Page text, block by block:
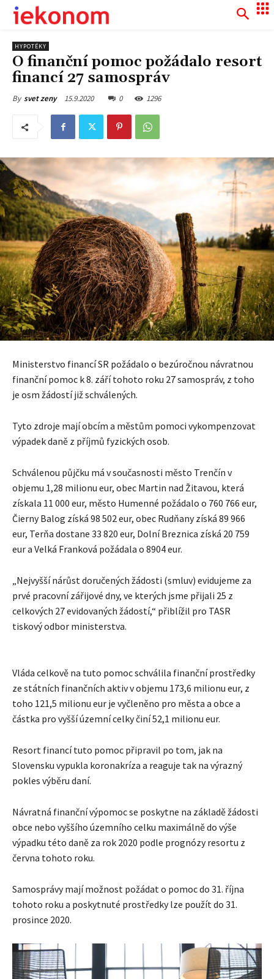
HYPOTÉKY
O finanční pomoc požádalo resort
financí 27 samospráv
By svet zeny 15.9.2020 0 1296
Ministerstvo financí SR požádalo o bezúročnou návratnou
finanční pomoc k 8. září tohoto roku 27 samospráv, z toho
je osm žádostí již schválených.
Tyto zdroje mají obcím a městům pomoci vykompenzovat
výpadek daně z příjmů fyzických osob.
Schválenou půjčku má v současnosti město Trenčín v
objemu 1,28 milionu eur, obec Martin nad Žitavou, která
získala 11 000 eur, město Humenné požádalo o 760 766 eur,
Čierny Balog získá 98 502 eur, obec Rudňany získá 89 966
eur, Terňa dostane 33 820 eur, Dolní Breznica získá 20 759
eur a Velká Franková požádala o 8904 eur.
„Nejvyšší nárůst doručených žádosti (smluv) evidujeme za
prvé pracovní zářijové dny, ve kterých jsme přijali 25 z
celkových 27 evidovaných žádostí,“ přiblížil pro TASR
tiskový odbor ministerstva.
Vláda celkově na tuto pomoc schválila finanční prostředky
ze státních finančních aktiv v objemu 173,6 milionu eur, z
toho 121,5 milionu eur je vyčleněno pro města a obce a
částka pro vyšší územní celky činí 52,1 milionu eur.
Resort financí tuto pomoc připravil po tom, jak na
Slovensku vypukla koronakríza a reaguje tak na výrazný
pokles výběru daní.
Návratná finanční výpomoc se poskytne na základě žádosti
obce nebo vyššího územního celku maximálně do výše
výpadku této daně za rok 2020 podle prognózy resortu z
června tohoto roku.
Samosprávy mají možnost požádat o pomoc do 31. října
tohoto roku a poskytnuté prostředky lze použít do 31.
prosince 2020.